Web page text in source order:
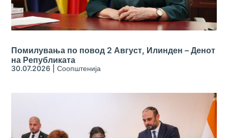
Помилувања по повод 2 Август, Илинден – Денот
на Републиката
30.07.2026 |Соопштенија